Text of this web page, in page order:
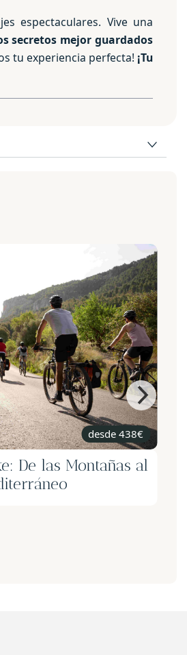
espectaculares. Vive una
secretos mejor guardados
tu experiencia perfecta! ¡Tu
desde 290€
en Adsubia: 2
semana - Bici